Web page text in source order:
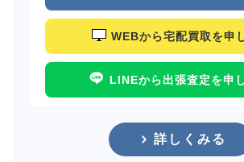
WEBから宅配買取を申
LINEから出張査定を申
詳しくみる